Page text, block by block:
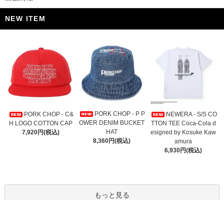
NEW ITEM
PORK CHOP - C&
H LOGO COTTON CAP
7,920円(税込)
PORK CHOP - P P
OWER DENIM BUCKET
HAT
8,360円(税込)
NEWERA - S/S CO
TTON TEE Coca-Cola d
esigned by Kosuke Kaw
amura
6,930円(税込)
もっと見る